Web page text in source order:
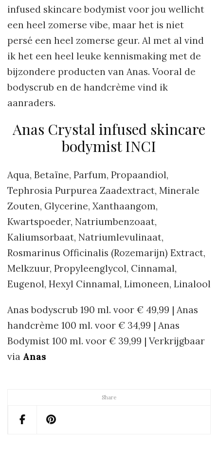
Share
infused skincare bodymist voor jou wellicht
een heel zomerse vibe, maar het is niet
persé een heel zomerse geur. Al met al vind
ik het een heel leuke kennismaking met de
bijzondere producten van Anas. Vooral de
bodyscrub en de handcrème vind ik
aanraders.
Anas Crystal infused skincare
bodymist INCI
Aqua, Betaïne, Parfum, Propaandiol,
Tephrosia Purpurea Zaadextract, Minerale
Zouten, Glycerine, Xanthaangom,
Kwartspoeder, Natriumbenzoaat,
Kaliumsorbaat, Natriumlevulinaat,
Rosmarinus Officinalis (Rozemarijn) Extract,
Melkzuur, Propyleenglycol, Cinnamal,
Eugenol, Hexyl Cinnamal, Limoneen, Linalool
Anas bodyscrub 190 ml. voor € 49,99 | Anas
handcrème 100 ml. voor € 34,99 | Anas
Bodymist 100 ml. voor € 39,99 | Verkrijgbaar
via Anas